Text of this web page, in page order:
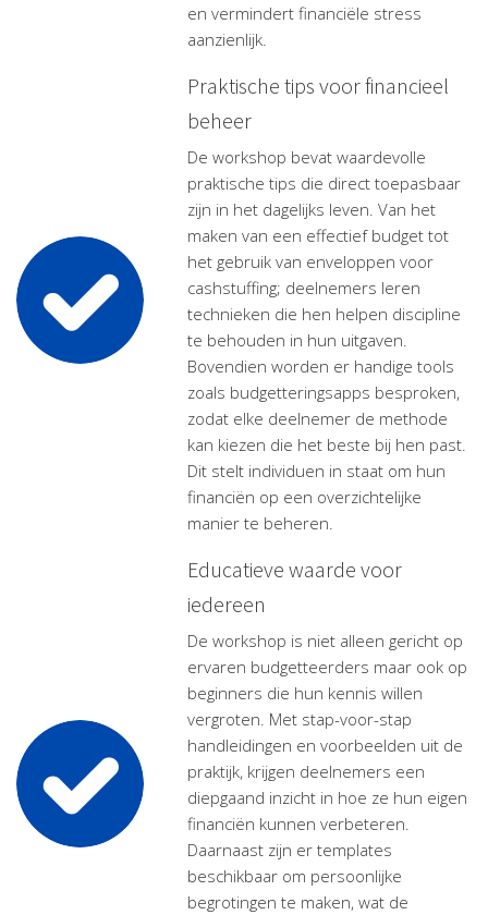
en vermindert financiële stress
aanzienlijk.
Praktische tips voor financieel
beheer
De workshop bevat waardevolle
praktische tips die direct toepasbaar
zijn in het dagelijks leven. Van het
maken van een effectief budget tot
het gebruik van enveloppen voor
cashstuffing; deelnemers leren
technieken die hen helpen discipline
te behouden in hun uitgaven.
Bovendien worden er handige tools
zoals budgetteringsapps besproken,
zodat elke deelnemer de methode
kan kiezen die het beste bij hen past.
Dit stelt individuen in staat om hun
financiën op een overzichtelijke
manier te beheren.
Educatieve waarde voor
iedereen
De workshop is niet alleen gericht op
ervaren budgetteerders maar ook op
beginners die hun kennis willen
vergroten. Met stap-voor-stap
handleidingen en voorbeelden uit de
praktijk, krijgen deelnemers een
diepgaand inzicht in hoe ze hun eigen
financiën kunnen verbeteren.
Daarnaast zijn er templates
beschikbaar om persoonlijke
begrotingen te maken, wat de